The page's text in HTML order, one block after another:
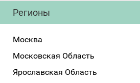
Регионы
Москва
Московская Область
Ярославская Область